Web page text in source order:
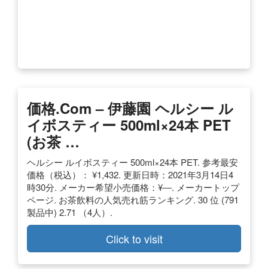
価格.com – 伊藤園 ヘルシー ル
イボスティー 500ml×24本 PET
(お茶 …
ヘルシー ルイボスティー 500ml×24本 PET. 参考最安
価格（税込）： ¥1,432. 更新日時：2021年3月14日4
時30分. メーカー希望小売価格：¥―. メーカートップ
ページ. お茶飲料の人気売れ筋ランキング. 30 位 (791
製品中) 2.71 （4人）.
Click to visit